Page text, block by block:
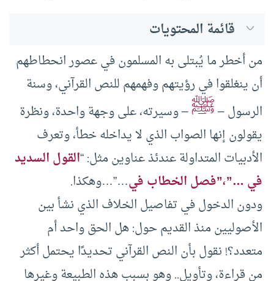
قائمة المحتويات
من أخطر ما يُبتلى به المسلمون في عصور انحطاطهم
أن ينغلقوا في رؤيتهم وفهمهم للنص القرآني، وسنة
الرسول –ﷺ– وسيرته، على وجهة واحدة، ونظرة
يقولون إنها الصواب الذي لا يداخله خطأ، وتعرف
الأدبيات المتداولة عندئذ عناوين مثل: “القول السديد
في …”،”فصل الخطاب في…”…وهكذا.
ودون الدخول في تفاصيل الخلاف الذي نشأ بين
الأصوليين منذ القديم حول: هل الحق واحد أم
متعدد؟! نقول بأن النص القرآني تحديدًا يحتمل أكثر
من قراءة، وتأويل.. وهو بسبب هذه الطبيعة وغيرها